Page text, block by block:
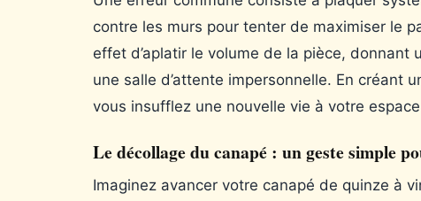
contre les murs pour tenter de maximiser le
effet d’aplatir le volume de la pièce, donnant
une salle d’attente impersonnelle. En créant
vous insufflez une nouvelle vie à votre
Le décollage du canapé : un geste simple
Imaginez avancer votre canapé de quinze à